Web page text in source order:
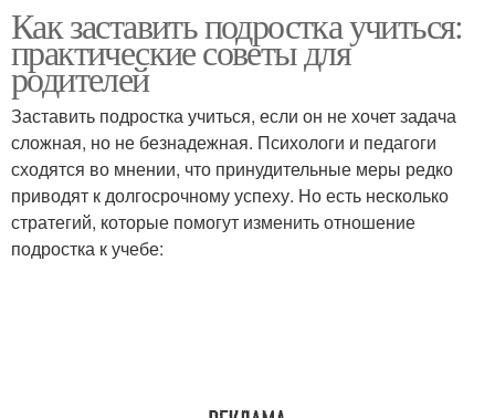
Помочь в запоминании
Как заставить подростка учиться:
практические советы для
родителей
Заставить подростка учиться, если он не хочет задача
сложная, но не безнадежная. Психологи и педагоги
сходятся во мнении, что принудительные меры редко
приводят к долгосрочному успеху. Но есть несколько
стратегий, которые помогут изменить отношение
подростка к учебе: